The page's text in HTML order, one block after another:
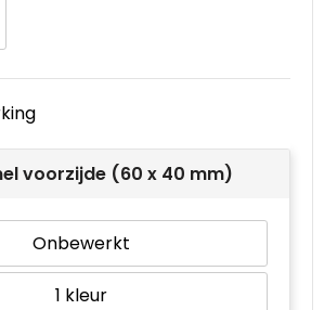
tassen
voorzijde (60 x 40 mm)
Onbewerkt
1